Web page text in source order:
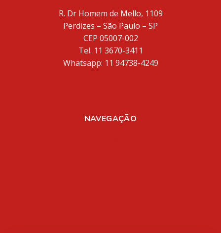
R. Dr Homem de Mello, 1109
Perdizes – São Paulo – SP
CEP 05007-002
Tel. 11 3670-3411
Whatsapp: 11 94738-4249
NAVEGAÇÃO